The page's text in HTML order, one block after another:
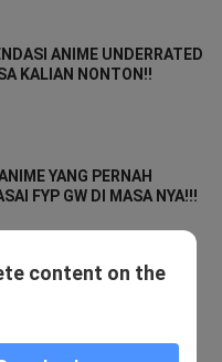
ANIME UNDERRATED
KALIAN NONTON!!
YANG PERNAH
FYP GW DI MASA NYA!!!
INI?!
content on the